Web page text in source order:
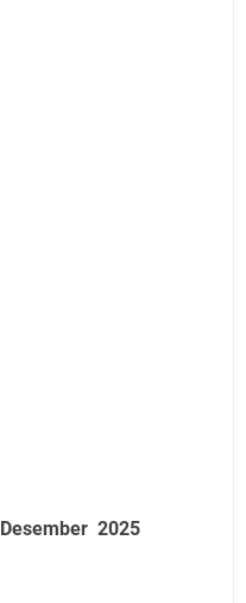
Desember 2025